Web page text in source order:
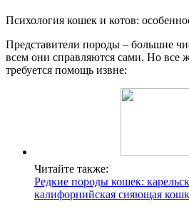
Психология кошек и котов:
Представители породы – большие
всем они справляются сами. Но все
требуется помощь извне:
Читайте также:
Редкие породы кошек:
калифорнийская сияющая